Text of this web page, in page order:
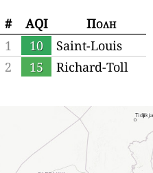
#
AQI
Πόλη
1
10
Saint-Louis
2
15 Richard-Toll